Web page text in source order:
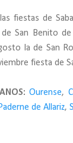
fiestas de
San Benito
la de San
fiesta de
Ourense,
Paderne de Allariz,